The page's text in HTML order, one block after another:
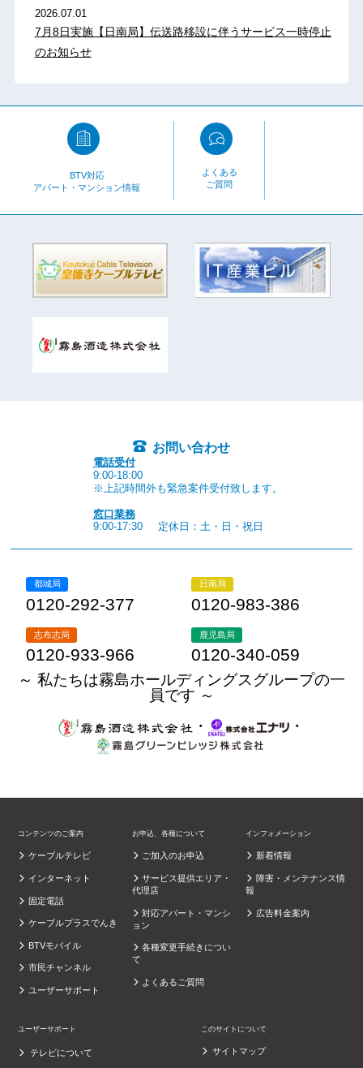
2026.07.01
7月8日実施【日南局】伝送路移設に伴うサービス一時停止
のお知らせ
BTV対応
アパート・マンション情報
よくある
ご質問
お問い合わせ
電話受付
9:00-18:00
※上記時間外も緊急案件受付致します。
窓口業務
9:00-17:30
定休日：土・日・祝日
都城局
0120-292-377
日南局
0120-983-386
志布志局
0120-933-966
鹿児島局
0120-340-059
～ 私たちは霧島ホールディングスグループの一
員です ～
・
・
コンテンツのご案内
ケーブルテレビ
インターネット
固定電話
ケーブルプラスでんき
BTVモバイル
市民チャンネル
ユーザーサポート
お申込、各種について
ご加入のお申込
サービス提供エリア・
代理店
対応アパート・マンシ
ョン
各種変更手続きについ
て
よくあるご質問
インフォメーション
新着情報
障害・メンテナンス情
報
広告料金案内
ユーザーサポート
テレビについて
このサイトについて
サイトマップ